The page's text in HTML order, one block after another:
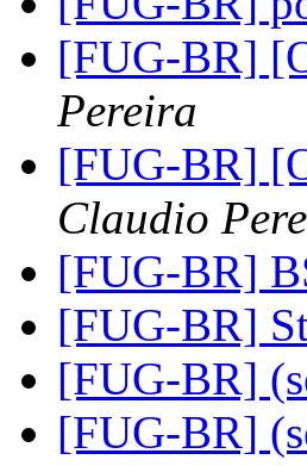
[FUG-BR]
Pereira
[FUG-BR]
Claudio
[FUG-BR]
[FUG-BR]
[FUG-BR]
[FUG-BR]